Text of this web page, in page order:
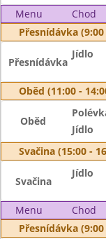
Menu Chod
Přesnídávka (9:00
Přesnídávka
Jídlo
Oběd (11:00 -
Oběd
Jídlo
Svačina (15:00 -
Svačina
Jídlo
Menu Chod
Přesnídávka (9:00